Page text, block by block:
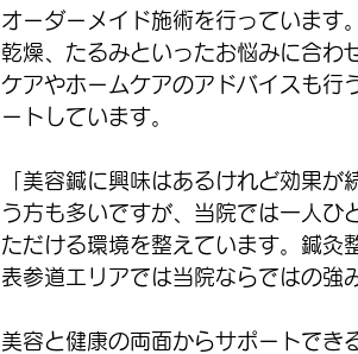
オーダーメイド施術を行っています
乾燥、たるみといったお悩みに合わ
ケアやホームケアのアドバイスも行
ートしています。
「美容鍼に興味はあるけれど効果
う方も多いですが、当院では一人ひ
ただける環境を整えています。鍼灸
表参道エリアでは当院ならではの強
美容と健康の両面からサポートで